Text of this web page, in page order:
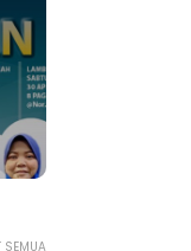
SEMUA